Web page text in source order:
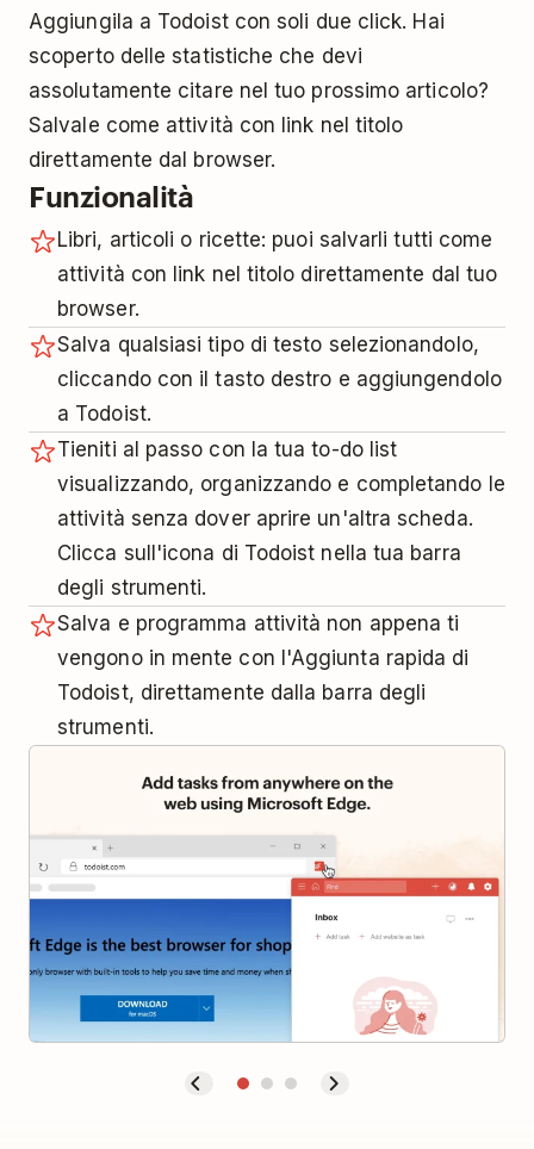
Aggiungila a Todoist con soli due click. Hai
scoperto delle statistiche che devi
assolutamente citare nel tuo prossimo articolo?
Salvale come attività con link nel titolo
direttamente dal browser.
Funzionalità
Libri, articoli o ricette: puoi salvarli tutti come
attività con link nel titolo direttamente dal tuo
browser.
Salva qualsiasi tipo di testo selezionandolo,
cliccando con il tasto destro e aggiungendolo
a Todoist.
Tieniti al passo con la tua to-do list
visualizzando, organizzando e completando le
attività senza dover aprire un'altra scheda.
Clicca sull'icona di Todoist nella tua barra
degli strumenti.
Salva e programma attività non appena ti
vengono in mente con l'Aggiunta rapida di
Todoist, direttamente dalla barra degli
strumenti.